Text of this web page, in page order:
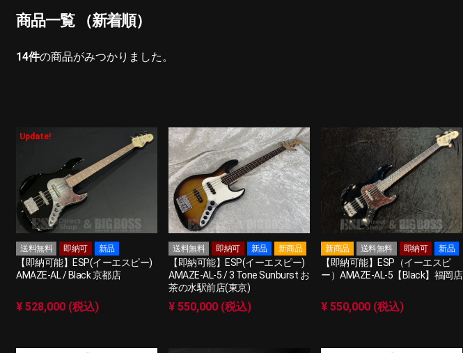
商品一覧 （新着順）
14件の商品がみつかりました。
Update!
送料無料 即納可 新品
【即納可能】ESP(イーエスピー)
AMAZE-AL / Black 京都店
¥ 528,000 (税込)
送料無料 即納可 新品 新商品
【即納可能】ESP(イーエスピー)
AMAZE-AL-5 / 3 Tone Sunburst お
茶の水駅前店(東京)
¥ 550,000 (税込)
新商品 送料無料 即納可 新品
【即納可能】ESP（イーエスピ
ー）AMAZE-AL-5【Black】福岡店
¥ 550,000 (税込)